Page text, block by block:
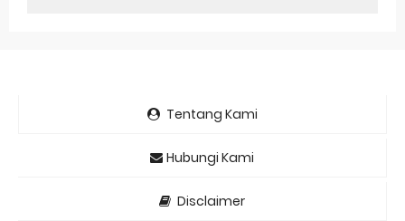
Tentang Kami
Hubungi Kami
Disclaimer